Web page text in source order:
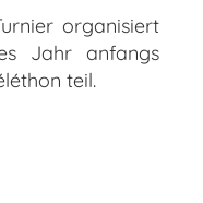
organisiert
Jahr anfangs
teil.